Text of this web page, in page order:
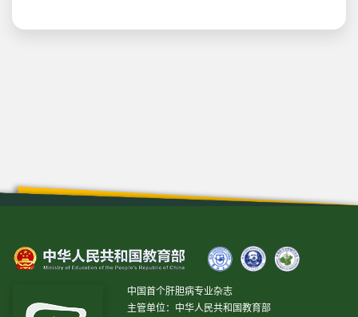
中国首个肝胆病专业杂志
主管单位：中华人民共和国教育部